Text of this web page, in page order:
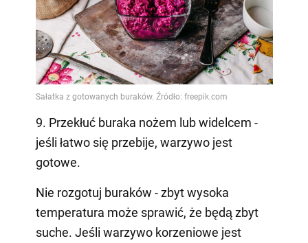
9. Przekłuć buraka nożem lub widelcem -
jeśli łatwo się przebije, warzywo jest
gotowe.
Nie rozgotuj buraków - zbyt wysoka
temperatura może sprawić, że będą zbyt
suche. Jeśli warzywo korzeniowe jest